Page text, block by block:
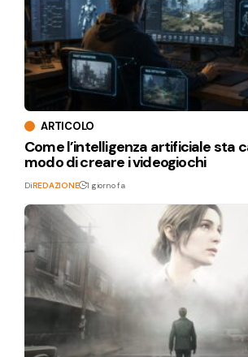
ARTICOLO
Come l’intelligenza artificiale sta
modo di creare i videogiochi
DiREDAZIONE 1 giorno fa